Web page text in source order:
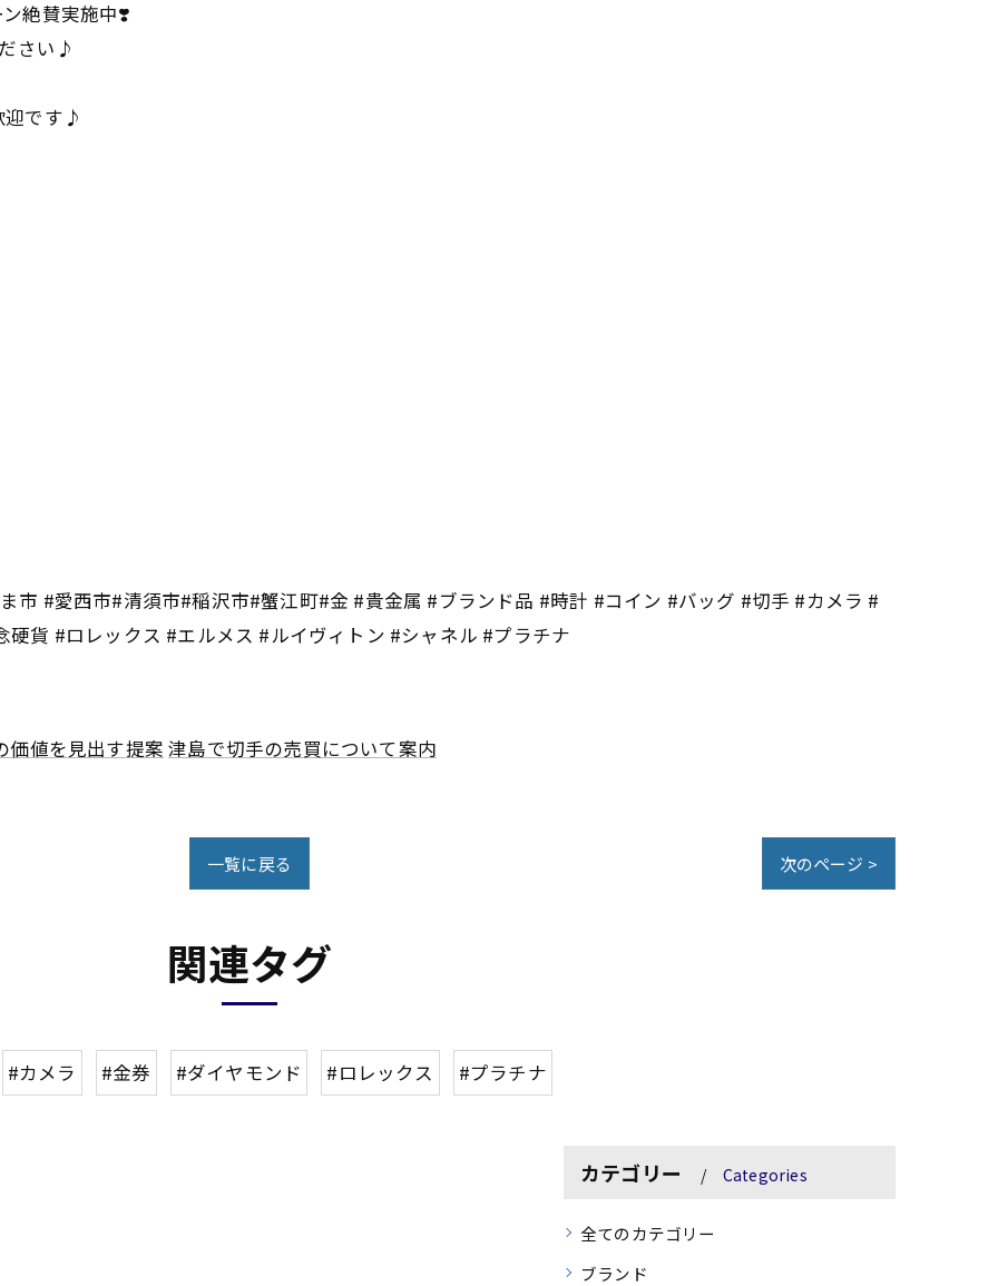
絶賛実施中❣️
さい♪
迎です♪
市 #愛西市#清須市#稲沢市#蟹江町#金 #貴金属 #ブランド品 #時計 #コイン #バッグ #切手 #カメラ #
貨 #ロレックス #エルメス #ルイヴィトン #シャネル #プラチナ
価値を見出す提案 津島で切手の売買について案内
一覧に戻る 次のページ >
関連タグ
#カメラ #金券 #ダイヤモンド #ロレックス #プラチナ
カテゴリー Categories
全てのカテゴリー
ブランド